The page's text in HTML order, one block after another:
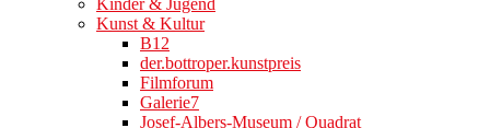
Kinder & Jugend
Kunst & Kultur
B12
der.bottroper.kunstpreis
Filmforum
Galerie7
Josef-Albers-Museum / Quadrat